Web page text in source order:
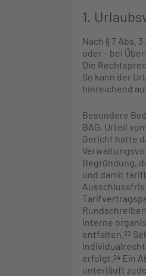
1.
Nach § 7 Abs.
oder – bei
Die
So kann der
hinreichend
Besondere
BAG, Urteil
Gericht hatte
Begründung,
und damit
interne
entfalten. 23
erfolgt. 24 Ein
unterläuft